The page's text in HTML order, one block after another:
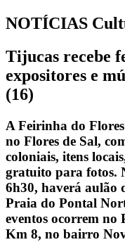
NOTÍCIAS
Tijucas recebe
expositores e
(16)
A Feirinha do
no Flores de Sal,
coloniais, itens
gratuito para fotos.
6h30, haverá aulão
Praia do Pontal
eventos ocorrem no
Km 8, no bairro